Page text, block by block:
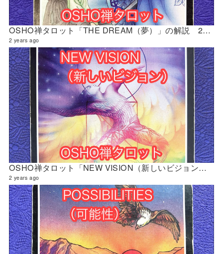
OSHO禅タロット「THE DREAM（夢）」の解説 2024年5月の門鑑定（創門）
2 years ago
OSHO禅タロット「NEW VISION（新しいビジョン）」の解説 2024年5月の門鑑定（立門）
2 years ago